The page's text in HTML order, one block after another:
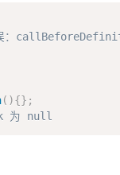
：
( ){} ;
为 null